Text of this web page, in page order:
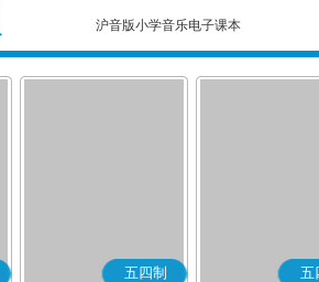
沪音版小学音乐电子课本
五四制 五